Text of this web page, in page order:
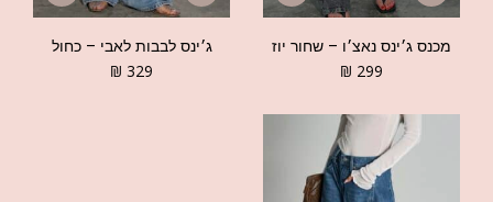
מכנס ג׳ינס נאצ׳ו – שחור יוז
₪ 299
ג׳ינס לבבות לאבי – כחול
₪ 329